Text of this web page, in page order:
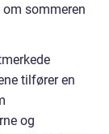
sommeren
tilfører en
og